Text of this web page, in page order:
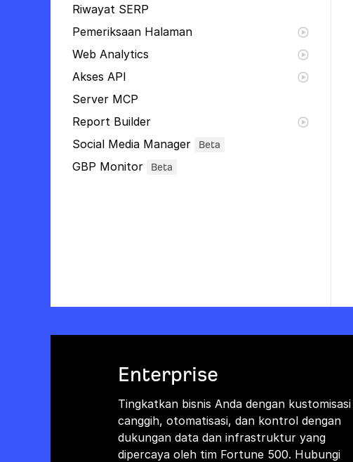
Riwayat SERP
Pemeriksaan Halaman
Web Analytics
Akses API
Server MCP
Report Builder
Social Media Manager
Beta
GBP Monitor Beta
Enterprise
Tingkatkan bisnis Anda dengan kustomisasi
canggih, otomatisasi, dan kontrol dengan
dukungan data dan infrastruktur yang
dipercaya oleh tim Fortune 500. Hubungi